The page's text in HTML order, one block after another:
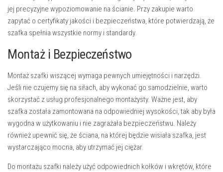
jej precyzyjne wypoziomowanie na ścianie. Przy zakupie warto
zapytać o certyfikaty jakości i bezpieczeństwa, które potwierdzają, że
szafka spełnia wszystkie normy i standardy.
Montaż i Bezpieczeństwo
Montaż szafki wiszącej wymaga pewnych umiejętności i narzędzi.
Jeśli nie czujemy się na siłach, aby wykonać go samodzielnie, warto
skorzystać z usług profesjonalnego montażysty. Ważne jest, aby
szafka została zamontowana na odpowiedniej wysokości, tak aby była
wygodna w użytkowaniu i nie zagrażała bezpieczeństwu. Należy
również upewnić się, że ściana, na której będzie wisiała szafka, jest
wystarczająco mocna, aby utrzymać jej ciężar.
Do montażu szafki należy użyć odpowiednich kołków i wkrętów, które